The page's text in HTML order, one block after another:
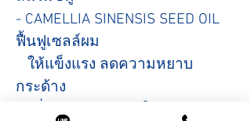
- CAMELLIA SINENSIS SEED OIL
ฟื้นฟูเซลล์ผม
ให้แข็งแรง ลดความหยาบ
กระด้าง
เพิ่มความยืดหยุ่น ให้เส้นผม